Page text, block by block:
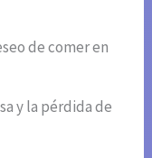
de comer en
y la pérdida de